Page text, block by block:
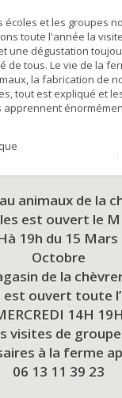
écoles et les groupes
toute l'année la
une dégustation
de tous. Le vie de la
la fabrication de
tout est expliqué et
apprennent
au animaux de la
est ouvert le
19h du 15 Mars
Octobre
de la
est ouvert toute
14H 19H
visites de
à la ferme
06 13 11 39 23